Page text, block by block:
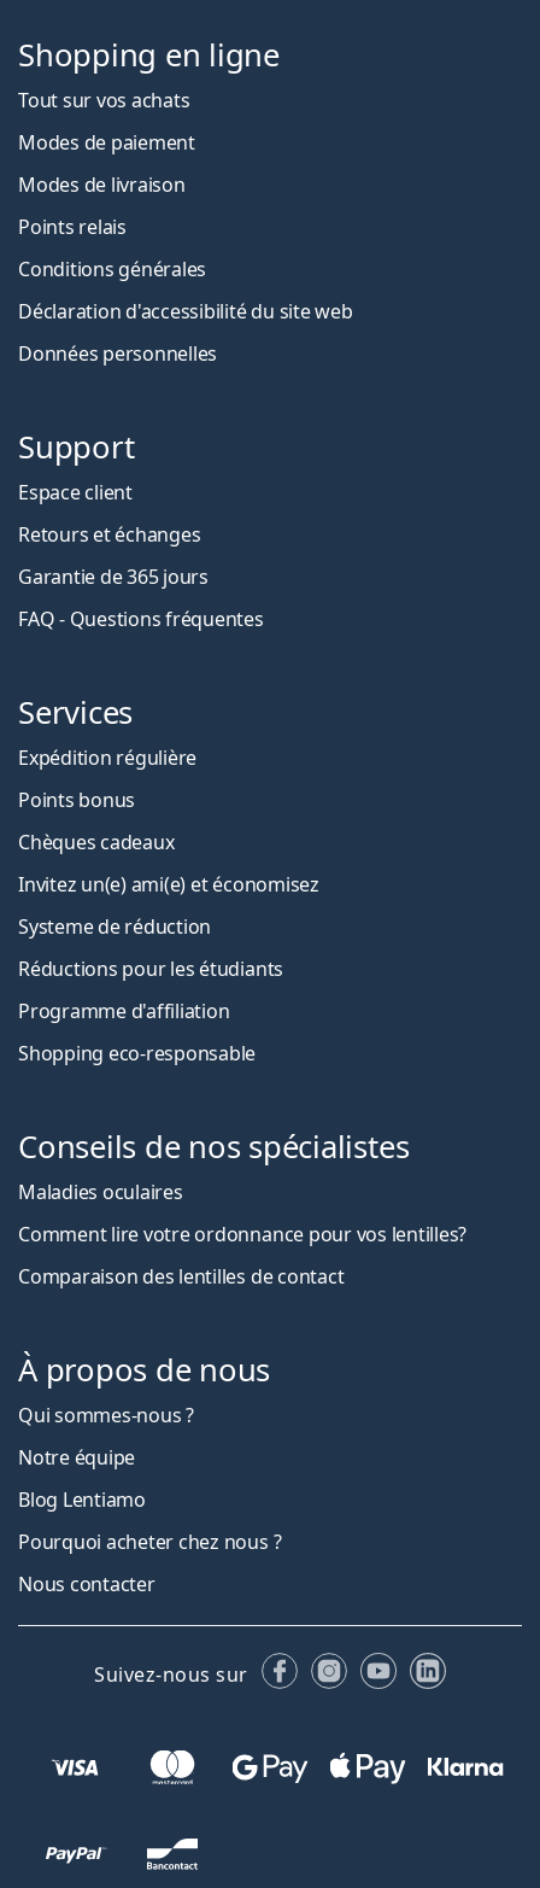
Shopping en ligne
Tout sur vos achats
Modes de paiement
Modes de livraison
Points relais
Conditions générales
Déclaration d'accessibilité du site web
Données personnelles
Support
Espace client
Retours et échanges
Garantie de 365 jours
FAQ - Questions fréquentes
Services
Expédition régulière
Points bonus
Chèques cadeaux
Invitez un(e) ami(e) et économisez
Systeme de réduction
Réductions pour les étudiants
Programme d'affiliation
Shopping eco-responsable
Conseils de nos spécialistes
Maladies oculaires
Comment lire votre ordonnance pour vos lentilles?
Comparaison des lentilles de contact
À propos de nous
Qui sommes-nous ?
Notre équipe
Blog Lentiamo
Pourquoi acheter chez nous ?
Nous contacter
Suivez-nous sur FacebookInstagram
YouTubeLinkedIn